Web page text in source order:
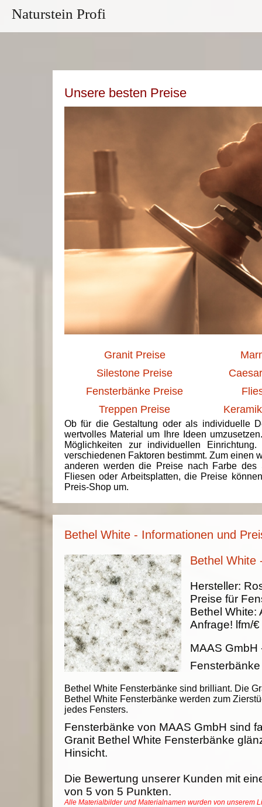
Naturstein Profi
Unsere besten Preise
Granit Preise
Silestone Preise
Fensterbänke Preise
Treppen Preise
Ob für die Gestaltung oder als individuelle
wertvolles Material um Ihre Ideen
Möglichkeiten zur individuellen
verschiedenen Faktoren bestimmt. Zum einen
anderen werden die Preise nach Farbe des
Fliesen oder Arbeitsplatten, die Preise
Preis-Shop um.
Bethel White - Informationen und
Bethel White
Bethel White Fensterbänke sind brilliant. Die
Bethel White Fensterbänke werden zum
jedes Fensters.
Hersteller:
Preise für
Bethel White:
Anfrage! lfm/€
MAAS GmbH
Fensterbänke
Fensterbänke von MAAS GmbH sind
Granit Bethel White Fensterbänke
Hinsicht.
Die Bewertung unserer Kunden mit
von 5 von 5 Punkten.
Alle Materialbilder und Materialnamen wurden von unserem